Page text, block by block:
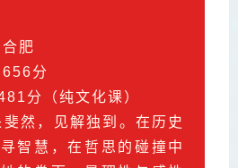
肥
分
分（纯文化课）
然，见解独到。在历史
智慧，在哲思的碰撞中